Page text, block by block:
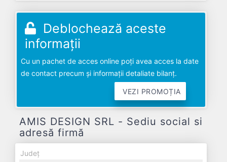
Deblochează aceste
informații
Cu un pachet de acces online poți avea acces la date
de contact precum și informații detaliate bilanț.
VEZI PROMOȚIA
AMIS DESIGN SRL - Sediu social si
adresă firmă
Județ